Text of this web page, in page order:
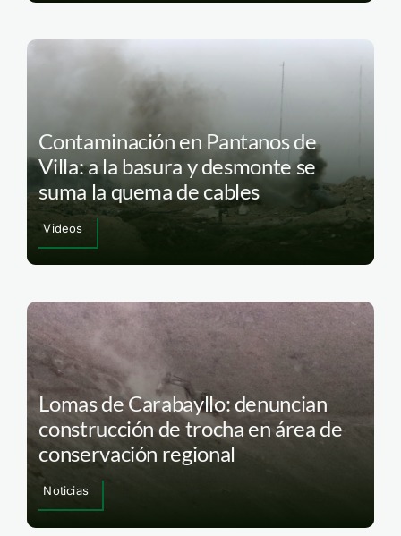
Contaminación en Pantanos de
Villa: a la basura y desmonte se
suma la quema de cables
Videos
Lomas de Carabayllo: denuncian
construcción de trocha en área de
conservación regional
Noticias